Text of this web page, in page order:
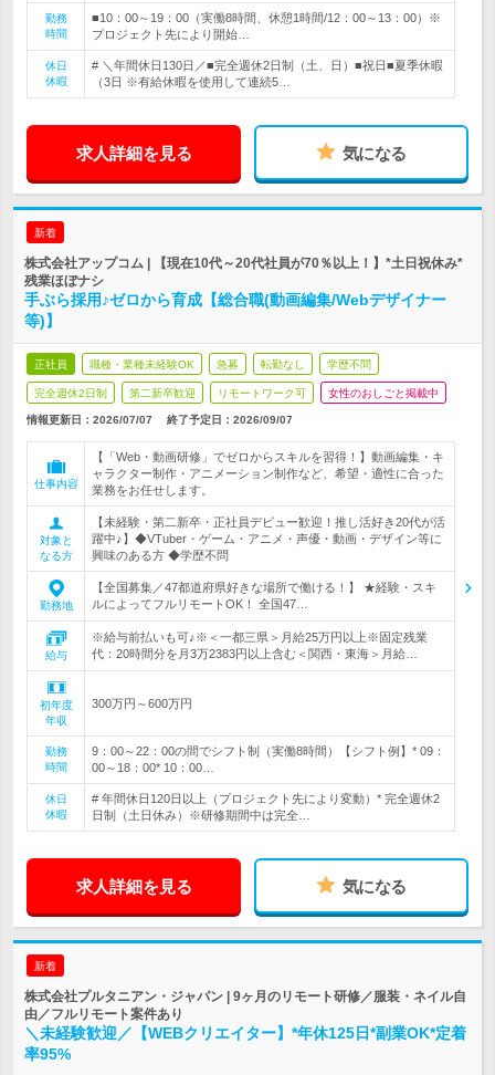
勤務
時間
■10：00～19：00（実働8時間、休憩1時間/12：00～13：00）※
プロジェクト先により開始…
休日
休暇
# ＼年間休日130日／■完全週休2日制（土、日）■祝日■夏季休暇
（3日 ※有給休暇を使用して連続5…
求人詳細を見る 気になる
新着
株式会社アップコム | 【現在10代～20代社員が70％以上！】*土日祝休み*
残業ほぼナシ
手ぶら採用♪ゼロから育成【総合職(動画編集/Webデザイナー
等)】
正社員 職種・業種未経験OK 急募 転勤なし 学歴不問
完全週休2日制 第二新卒歓迎 リモートワーク可 女性のおしごと掲載中
情報更新日：2026/07/07 終了予定日： 2026/09/07
仕事内容
【「Web・動画研修」でゼロからスキルを習得！】動画編集・キ
ャラクター制作・アニメーション制作など、希望・適性に合った
業務をお任せします。
対象と
なる方
【未経験・第二新卒・正社員デビュー歓迎！推し活好き20代が活
躍中♪】◆VTuber・ゲーム・アニメ・声優・動画・デザイン等に
興味のある方 ◆学歴不問
勤務地
【全国募集／47都道府県好きな場所で働ける！】 ★経験・スキ
ルによってフルリモートOK！ 全国47…
給与
※給与前払いも可♪※＜一都三県＞月給25万円以上※固定残業
代：20時間分を月3万2383円以上含む＜関西・東海＞月給…
初年度
年収
300万円～600万円
勤務
時間
9：00～22：00の間でシフト制（実働8時間）【シフト例】* 09：
00～18：00* 10：00…
休日
休暇
# 年間休日120日以上（プロジェクト先により変動）* 完全週休2
日制（土日休み）※研修期間中は完全…
求人詳細を見る 気になる
新着
株式会社プルタニアン・ジャパン | 9ヶ月のリモート研修／服装・ネイル自
由／フルリモート案件あり
＼未経験歓迎／【WEBクリエイター】*年休125日*副業OK*定着
率95%